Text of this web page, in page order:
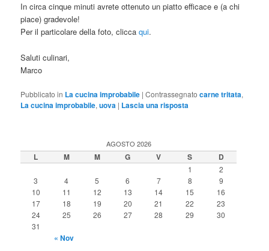
In circa cinque minuti avrete ottenuto un piatto efficace e (a chi
piace) gradevole!
Per il particolare della foto, cliccaqui.
Saluti culinari,
Marco
Pubblicato in La cucina improbabile |Contrassegnato carne tritata,
La cucina improbabile,uova | Lascia una risposta
AGOSTO 2026
L M M G V S D
1
2
3
4 5 6 7 8
9
10
11 12 13 14 15
16
17
18 19 20 21 22
23
24
25 26 27 28 29
30
31
« Nov